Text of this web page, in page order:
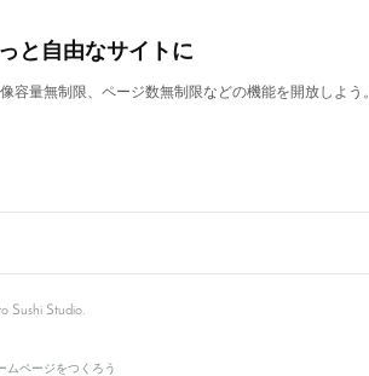
と自由なサイトに
容量無制限、ページ数無制限などの機能を開放しよう。
Sushi Studio.
ムページをつくろう